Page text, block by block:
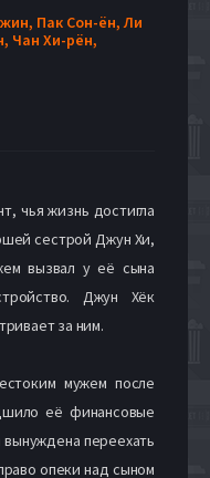
Пак Сон-ён,Ли
Чан Хи-рён,
чья жизнь достигла
сестрой Джун Хи,
вызвал у её сына
Джун Хёк
за ним.
мужем после
её финансовые
переехать
опеки над сыном